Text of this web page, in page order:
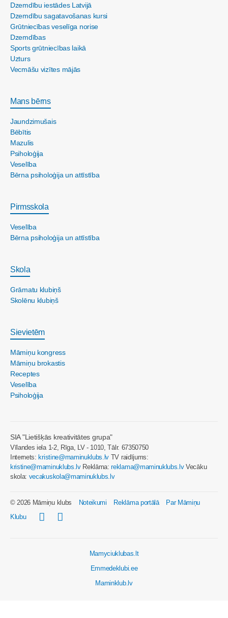
Dzemdību iestādes Latvijā
Dzemdību sagatavošanas kursi
Grūtniecības veselīga norise
Dzemdības
Sports grūtniecības laikā
Uzturs
Vecmāšu vizītes mājās
Mans bērns
Jaundzimušais
Bēbītis
Mazulis
Psiholoģija
Veselība
Bērna psiholoģija un attīstība
Pirmsskola
Veselība
Bērna psiholoģija un attīstība
Skola
Grāmatu klubiņš
Skolēnu klubiņš
Sievietēm
Māmiņu kongress
Māmiņu brokastis
Receptes
Veselība
Psiholoģija
SIA "Lietišķās kreativitātes grupa"
Vīlandes iela 1-2, Rīga, LV - 1010, Tālr. 67350750
Internets:kristine@maminuklubs.lv TV raidījums:
kristine@maminuklubs.lvReklāma:reklama@maminuklubs.lvVecāku
skola: vecakuskola@maminuklubs.lv
© 2026 Māmiņu klubs Noteikumi Reklāma portālā
Par Māmiņu
Klubu
Mamyciuklubas.lt
Emmedeklubi.ee
Maminklub.lv